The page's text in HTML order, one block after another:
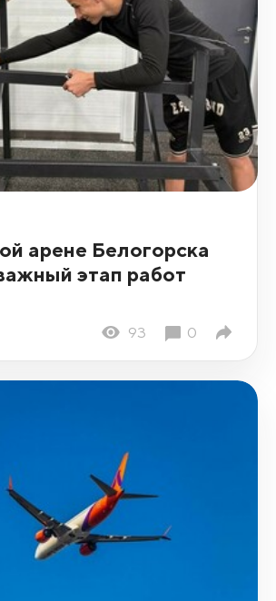
арене Белогорска
этап работ
93 0